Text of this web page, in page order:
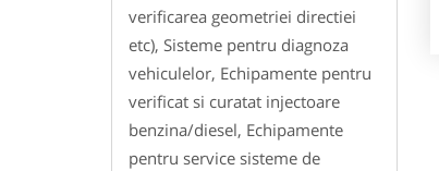
verificarea geometriei directiei
etc), Sisteme pentru diagnoza
vehiculelor, Echipamente pentru
verificat si curatat injectoare
benzina/diesel, Echipamente
pentru service sisteme de